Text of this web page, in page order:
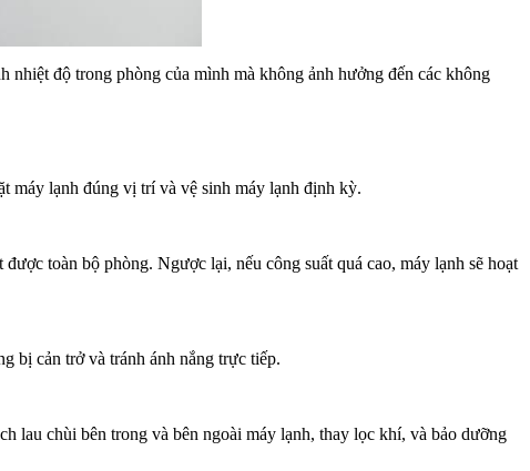
độ trong phòng của mình mà không ảnh hưởng đến các không
máy lạnh đúng vị trí và vệ sinh máy lạnh định kỳ.
toàn bộ phòng. Ngược lại, nếu công suất quá cao, máy lạnh sẽ hoạt
bị cản trở và tránh ánh nắng trực tiếp.
lau chùi bên trong và bên ngoài máy lạnh, thay lọc khí, và bảo dưỡng